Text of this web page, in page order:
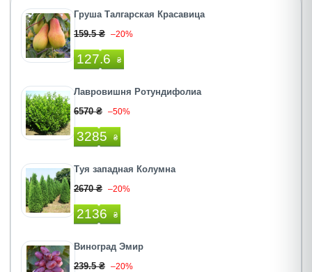
Груша Талгарская Красавица
159.5 ₴ –20%
127.6 ₴
Лавровишня Ротундифолиа
6570 ₴ –50%
3285 ₴
Туя западная Колумна
2670 ₴ –20%
2136 ₴
Виноград Эмир
239.5 ₴ –20%